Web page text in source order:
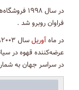
در سال ۱۹۹۸ فروشگاه‌های این شرکت در کشور
فراوان روبرو شد .
در ماهآوریل
عرضه‌کننده قهوه در
در سراسر جهان به شمار ۶۴۰۰ رسید .